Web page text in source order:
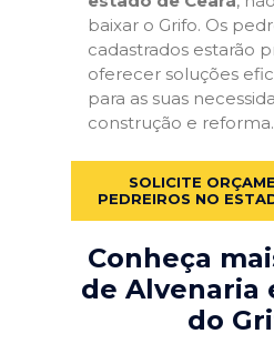
baixar o Grifo. Os
cadastrados estarão
oferecer soluções
para as suas
construção e reforma.
SOLICITE
PEDREIROS NO
Conheça
de Alvenaria
do